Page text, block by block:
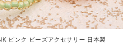
ピンク ビーズアクセサリー 日本製